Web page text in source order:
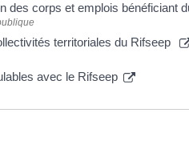
des corps et emplois bénéficiant
territoriales du Rifseep
avec le Rifseep